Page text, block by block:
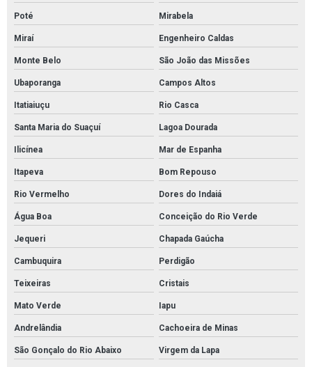
Poté Mirabela
Miraí Engenheiro Caldas
Monte Belo São João das Missões
Ubaporanga Campos Altos
Itatiaiuçu Rio Casca
Santa Maria do Suaçuí Lagoa Dourada
Ilicínea Mar de Espanha
Itapeva Bom Repouso
Rio Vermelho Dores do Indaiá
Água Boa Conceição do Rio Verde
Jequeri Chapada Gaúcha
Cambuquira Perdigão
Teixeiras Cristais
Mato Verde Iapu
Andrelândia Cachoeira de Minas
São Gonçalo do Rio Abaixo Virgem da Lapa